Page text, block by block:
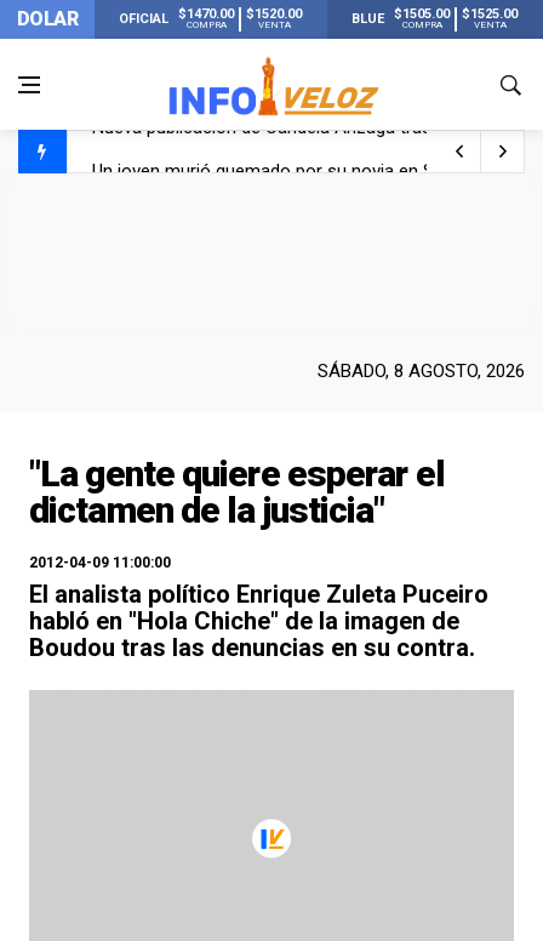
DOLAR OFICIAL $1470.00
COMPRA
$1520.00
VENTA BLUE $1505.00
COMPRA
$1525.00
VENTA
Un joven murió quemado por su novia en San Luis:
SÁBADO, 8 AGOSTO, 2026
"La gente quiere esperar el
dictamen de la justicia"
2012-04-09 11:00:00
El analista político Enrique Zuleta Puceiro
habló en "Hola Chiche" de la imagen de
Boudou tras las denuncias en su contra.